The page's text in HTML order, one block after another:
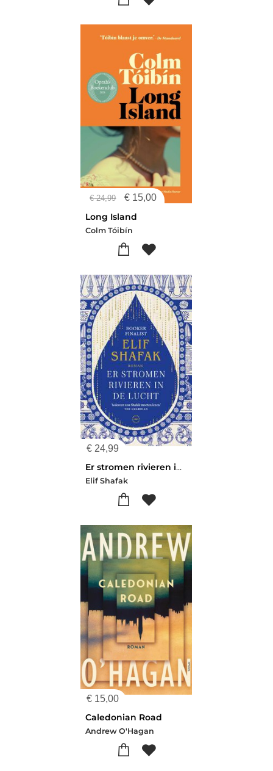
€24,99 € 15,00
Long Island
Colm Tóibín
€ 24,99
Er stromen rivieren in de lucht
Elif Shafak
€ 15,00
Caledonian Road
Andrew O'Hagan